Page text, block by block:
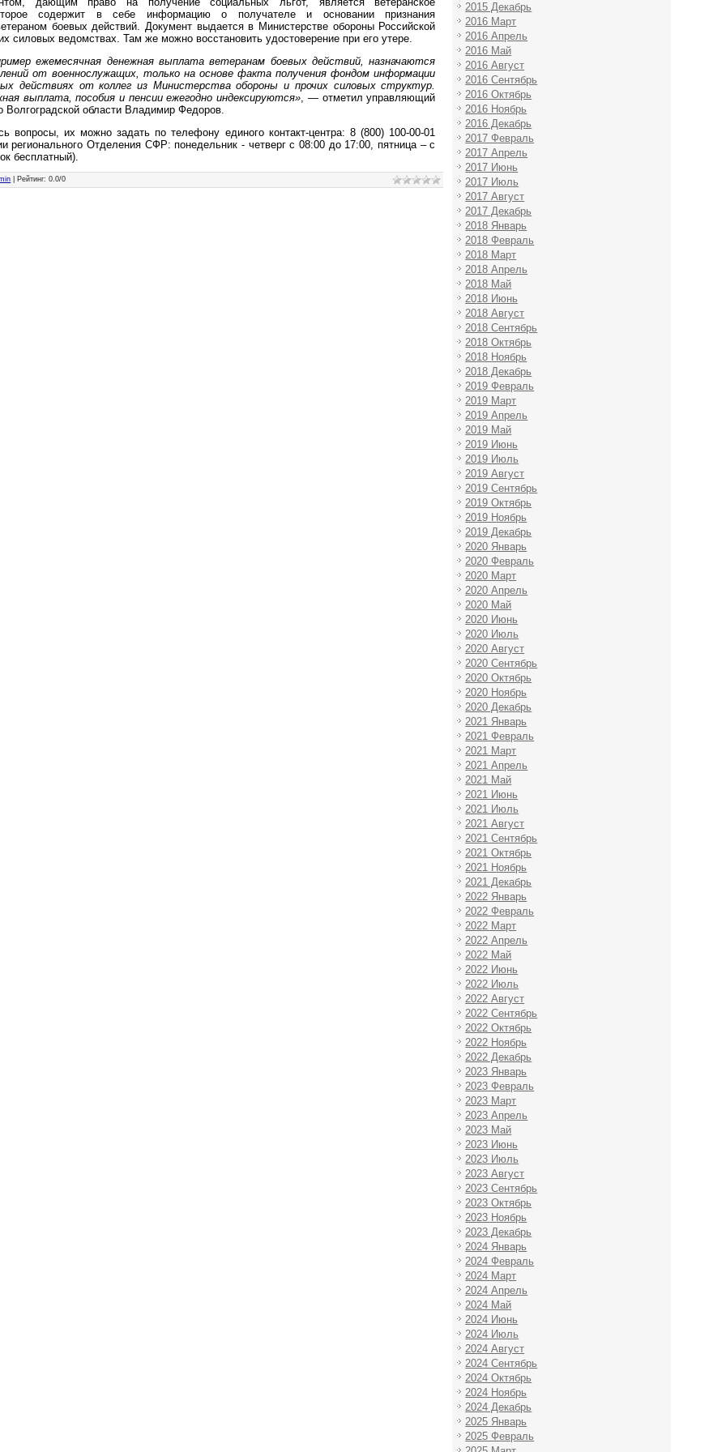
содержит в себе информацию о получателе и основании признания
боевых действий. Документ выдается в Министерстве обороны Российской
силовых ведомствах. Там же можно восстановить удостоверение при его утере.
ежемесячная денежная выплата ветеранам боевых действий, назначаются
от военнослужащих, только на основе факта получения фондом информации
действиях от коллег из Министерства обороны и прочих силовых структур.
выплата, пособия и пенсии ежегодно индексируются» , — отметил управляющий
области Владимир Федоров.
вопросы, их можно задать по телефону единого контакт-центра: 8 (800) 100-00-01
регионального Отделения СФР: понедельник - четверг с 08:00 до 17:00, пятница – с
бесплатный).
Рейтинг:0.0/0
2015 Декабрь
2016 Март
2016 Апрель
2016 Май
2016 Август
2016 Сентябрь
2016 Октябрь
2016 Ноябрь
2016 Декабрь
2017 Февраль
2017 Апрель
2017 Июнь
2017 Июль
2017 Август
2017 Декабрь
2018 Январь
2018 Февраль
2018 Март
2018 Апрель
2018 Май
2018 Июнь
2018 Август
2018 Сентябрь
2018 Октябрь
2018 Ноябрь
2018 Декабрь
2019 Февраль
2019 Март
2019 Апрель
2019 Май
2019 Июнь
2019 Июль
2019 Август
2019 Сентябрь
2019 Октябрь
2019 Ноябрь
2019 Декабрь
2020 Январь
2020 Февраль
2020 Март
2020 Апрель
2020 Май
2020 Июнь
2020 Июль
2020 Август
2020 Сентябрь
2020 Октябрь
2020 Ноябрь
2020 Декабрь
2021 Январь
2021 Февраль
2021 Март
2021 Апрель
2021 Май
2021 Июнь
2021 Июль
2021 Август
2021 Сентябрь
2021 Октябрь
2021 Ноябрь
2021 Декабрь
2022 Январь
2022 Февраль
2022 Март
2022 Апрель
2022 Май
2022 Июнь
2022 Июль
2022 Август
2022 Сентябрь
2022 Октябрь
2022 Ноябрь
2022 Декабрь
2023 Январь
2023 Февраль
2023 Март
2023 Апрель
2023 Май
2023 Июнь
2023 Июль
2023 Август
2023 Сентябрь
2023 Октябрь
2023 Ноябрь
2023 Декабрь
2024 Январь
2024 Февраль
2024 Март
2024 Апрель
2024 Май
2024 Июнь
2024 Июль
2024 Август
2024 Сентябрь
2024 Октябрь
2024 Ноябрь
2024 Декабрь
2025 Январь
2025 Февраль